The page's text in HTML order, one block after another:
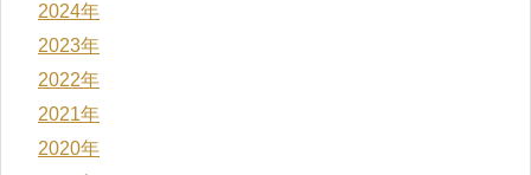
2024年
2023年
2022年
2021年
2020年